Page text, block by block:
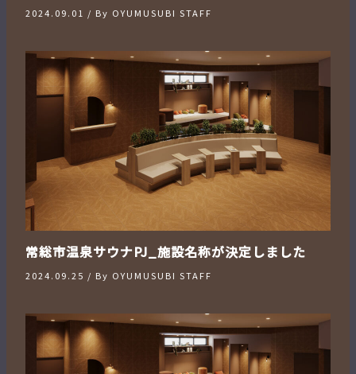
2024.09.01 / By OYUMUSUBI STAFF
常総市温泉サウナPJ_施設名称が決定しました
2024.09.25 / By OYUMUSUBI STAFF